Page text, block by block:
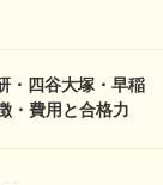
・四谷大塚・早稲
・費用と合格力